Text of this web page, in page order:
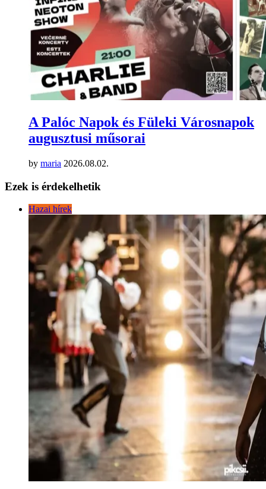
A Palóc Napok és Füleki Városnapok
augusztusi műsorai
by maria 2026.08.02.
Ezek is érdekelhetik
Hazai hírek